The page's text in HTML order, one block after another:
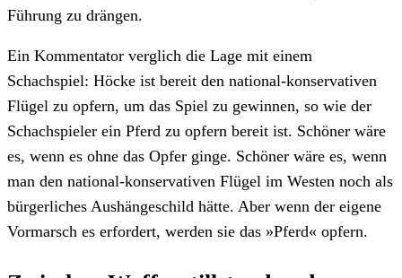
Führung zu drängen.
Ein Kommentator verglich die Lage mit einem
Schachspiel: Höcke ist bereit den national-konservativen
Flügel zu opfern, um das Spiel zu gewinnen, so wie der
Schachspieler ein Pferd zu opfern bereit ist. Schöner wäre
es, wenn es ohne das Opfer ginge. Schöner wäre es, wenn
man den national-konservativen Flügel im Westen noch als
bürgerliches Aushängeschild hätte. Aber wenn der eigene
Vormarsch es erfordert, werden sie das »Pferd« opfern.